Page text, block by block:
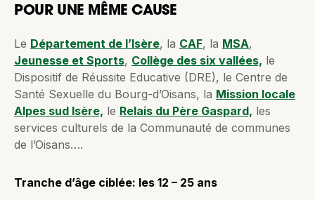
POUR UNE MÊME CAUSE
Le Département de l’Isère, la CAF, la MSA,
Jeunesse et Sports, Collège des six vallées, le
Dispositif de Réussite Educative (DRE), le Centre de
Santé Sexuelle du Bourg-d’Oisans, la Mission locale
Alpes sud Isère, le Relais du Père Gaspard, les
services culturels de la Communauté de communes
de l’Oisans….
Tranche d’âge ciblée: les 12 – 25 ans